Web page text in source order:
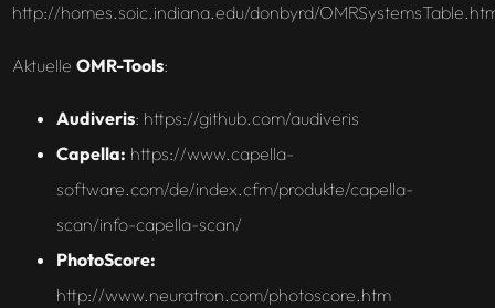
http://homes.soic.indiana.edu/donbyrd/
Aktuelle OMR-Tools:
Audiveris: https://github.com/audiveris
Capella: https://www.capella-
software.com/de/index.cfm/produkte/capella-
scan/info-capella-scan/
PhotoScore:
http://www.neuratron.com/photoscore.htm